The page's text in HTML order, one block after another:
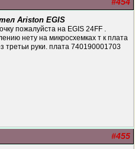
Ariston EGIS
пожалуйста на EGIS 24FF .
нету на микросхемках т к плата
третьи руки. плата 740190001703
#455